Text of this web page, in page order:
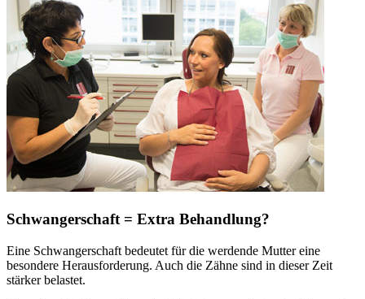
Schwangerschaft = Extra Behandlung?
Eine Schwangerschaft bedeutet für die werdende Mutter eine
besondere Herausforderung. Auch die Zähne sind in dieser Zeit
stärker belastet.